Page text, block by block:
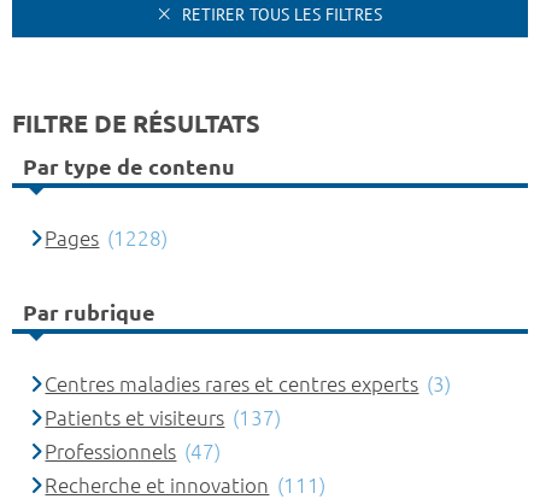
RETIRER TOUS LES FILTRES
FILTRE DE RÉSULTATS
Par type de contenu
Pages (1228)
Par rubrique
Centres maladies rares et centres experts (3)
Patients et visiteurs (137)
Professionnels (47)
Recherche et innovation (111)